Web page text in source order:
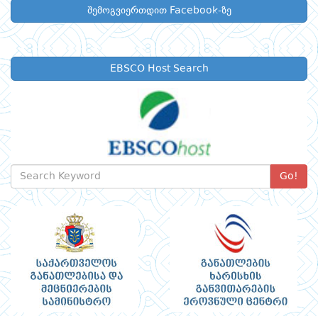
შემოგვიერთდით Facebook-ზე
EBSCO Host Search
Go!